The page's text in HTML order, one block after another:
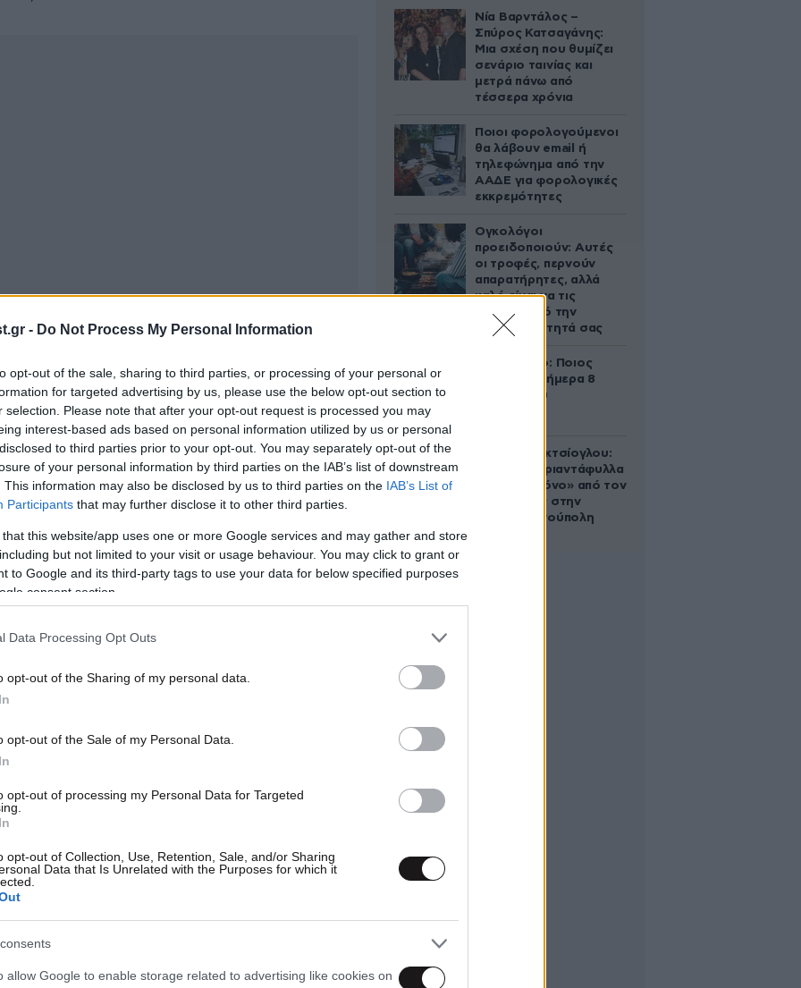
- Do Not Process My Personal Information
opt-out of the sale, sharing to third parties, or processing of your personal or
for targeted advertising by us, please use the below opt-out section to
selection. Please note that after your opt-out request is processed you may
interest-based ads based on personal information utilized by us or personal
to third parties prior to your opt-out. You may separately opt-out of the
of your personal information by third parties on the IAB’s list of downstream
This information may also be disclosed by us to third parties on the IAB’s List of
Participants that may further disclose it to other third parties.
that this website/app uses one or more Google services and may gather and store
but not limited to your visit or usage behaviour. You may click to grant or
to Google and its third-party tags to use your data for below specified purposes
consent section.
Data Processing Opt Outs
opt-out of the Sharing of my personal data.
opt-out of the Sale of my Personal Data.
opt-out of processing my Personal Data for Targeted
opt-out of Collection, Use, Retention, Sale, and/or Sharing
Data that Is Unrelated with the Purposes for which it
allow Google to enable storage related to advertising like cookies on
ομάδα 15- 24 ετών το ποσοστό της ανεργίας
στις ηλικίες 25- 74 ετών σε 7,2% από 8,7%.
δυναμικού της ΕΛΣΤΑΤ, οι
άτομα, σημειώνοντας αύξηση κατά 102.883
(2,4%) και μείωση κατά 19.389 άτομα σε
δεν περιλαμβάνονται στο εργατικό
δυναμικού» (δηλαδή τα άτομα που δεν
ανήλθαν σε 3.005.230 άτομα,
άτομα σε σχέση με τον Δεκέμβριο 2024 (1,4%)
με τον Νοέμβριο 2025 (1,6%).
Νία Βαρντάλος –
Σπύρος Κατσαγάνης:
Μια σχέση που θυμίζει
σενάριο ταινίας και
μετρά πάνω από
τέσσερα χρόνια
Ποιοι φορολογούμενοι
θα λάβουν email ή
τηλεφώνημα από την
ΑΑΔΕ για φορολογικές
εκκρεμότητες
Ογκολόγοι
προειδοποιούν: Αυτές
οι τροφές, περνούν
απαρατήρητες, αλλά
καλό είναι να τις
βγάλετε από την
καθημερινότητά σας
Εορτολόγιο: Ποιος
γιορτάζει σήμερα 8
Αυγούστου
Μαρία Εκμεκτσίογλου:
«17 λευκά τριαντάφυλλα
για έναν χρόνο» από τον
σύζυγό της στην
Κωνσταντινούπολη